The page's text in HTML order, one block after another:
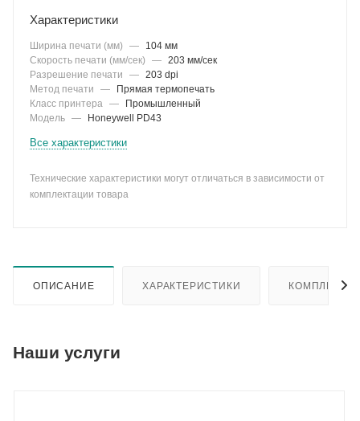
Характеристики
Ширина печати (мм) —
104 мм
Скорость печати (мм/сек)
— 203 мм/сек
Разрешение печати
— 203 dpi
Метод печати
—
Прямая термопечать
Класс принтера —
Промышленный
Модель — Honeywell PD43
Все характеристики
Технические характеристики могут отличаться в зависимости от
комплектации товара
ОПИСАНИЕ ХАРАКТЕРИСТИКИ
Наши услуги